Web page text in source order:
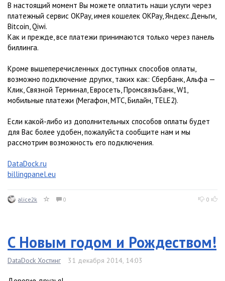
В настоящий момент Вы можете оплатить наши услуги через
платежный сервис OKPay, имея кошелек OKPay, Яндекс.Деньги,
Bitcoin, Qiwi.
Как и прежде, все платежи принимаются только через панель
биллинга.
Кроме вышеперечисленных доступных способов оплаты,
возможно подключение других, таких как: Сбербанк, Альфа —
Клик, Связной Терминал, Евросеть, Промсвязьбанк, W1,
мобильные платежи (Мегафон, МТС, Билайн, TELE2).
Если какой-либо из дополнительных способов оплаты будет
для Вас более удобен, пожалуйста сообщите нам и мы
рассмотрим возможность его подключения.
DataDock.ru
billingpanel.eu
alice2k 0 0
C Новым годом и Рождеством!
DataDock Хостинг 31 декабря 2014, 14:03